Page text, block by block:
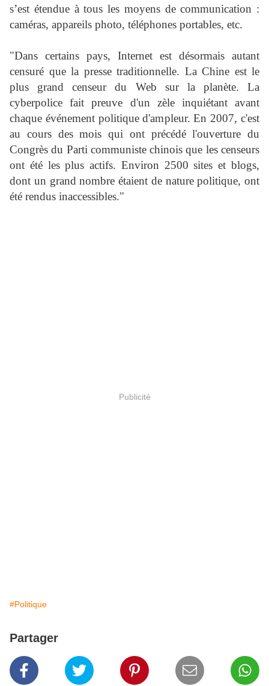
s’est étendue à tous les moyens de communication :
caméras, appareils photo, téléphones portables, etc.
"Dans certains pays, Internet est désormais autant
censuré que la presse traditionnelle. La Chine est le
plus grand censeur du Web sur la planète. La
cyberpolice fait preuve d'un zèle inquiétant avant
chaque événement politique d'ampleur. En 2007, c'est
au cours des mois qui ont précédé l'ouverture du
Congrès du Parti communiste chinois que les censeurs
ont été les plus actifs. Environ 2500 sites et blogs,
dont un grand nombre étaient de nature politique, ont
été rendus inaccessibles."
Publicité
#Politique
Partager